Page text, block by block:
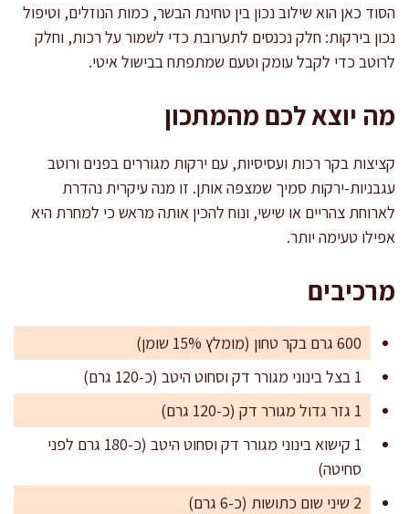
הסוד כאן הוא שילוב נכון בין טחינת הבשר, כמות הנוזלים, וטיפול
נכון בירקות: חלק נכנסים לתערובת כדי לשמור על רכות, וחלק
לרוטב כדי לקבל עומק וטעם שמתפתח בבישול איטי.
מה יוצא לכם מהמתכון
קציצות בקר רכות ועסיסיות, עם ירקות מגוררים בפנים ורוטב
עגבניות-ירקות סמיך שמצפה אותן. זו מנה עיקרית נהדרת
לארוחת צהריים או שישי, ונוח להכין אותה מראש כי למחרת היא
אפילו טעימה יותר.
מרכיבים
600 גרם בקר טחון (מומלץ 15% שומן)
1 בצל בינוני מגורר דק וסחוט היטב (כ-120 גרם)
1 גזר גדול מגורר דק (כ-120 גרם)
1 קישוא בינוני מגורר דק וסחוט היטב (כ-180 גרם לפני
סחיטה)
2 שיני שום כתושות (כ-6 גרם)